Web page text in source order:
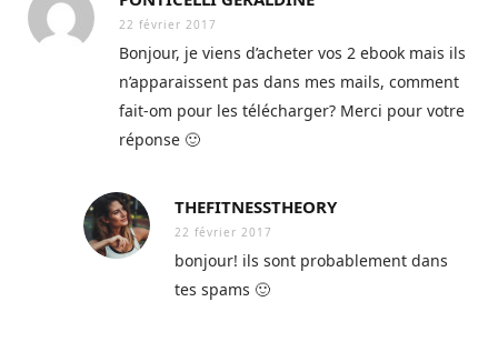
22 février 2017
Bonjour, je viens d’acheter vos 2 ebook mais ils
n’apparaissent pas dans mes mails, comment
fait-om pour les télécharger? Merci pour votre
réponse 🙂
THEFITNESSTHEORY
22 février 2017
bonjour! ils sont probablement dans
tes spams 🙂